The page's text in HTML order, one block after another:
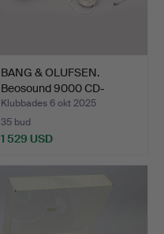
BANG & OLUFSEN.
Beosound 9000 CD-
växlare, …
Klubbades 6 okt 2025
35 bud
1 529 USD